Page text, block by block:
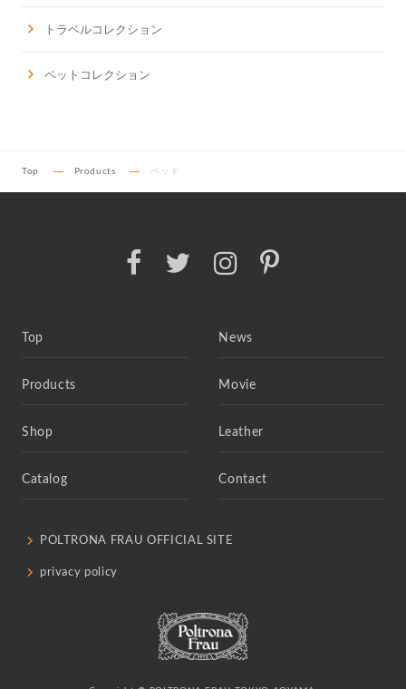
トラベルコレクション
ペットコレクション
Top Products ベッド
Top News
Products Movie
Shop Leather
Catalog Contact
POLTRONA FRAU OFFICIAL SITE
privacy policy